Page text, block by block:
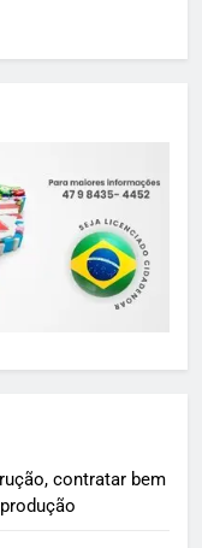
contratar bem